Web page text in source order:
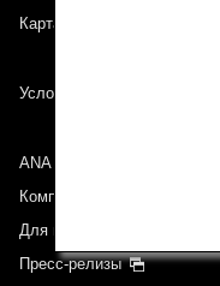
Карта сайта
Условия перевозки
ANA Group
Компании группы
Для инвесторов
Пресс-релизы